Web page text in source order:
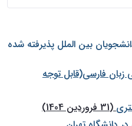
بين الملل پذيرفته شده
فارسی(قابل توجه
(31 فروردین 1404)